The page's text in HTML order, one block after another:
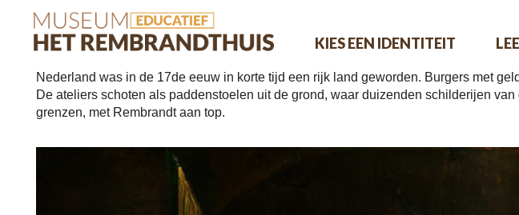
KIES EEN IDENTITEIT
Nederland was in de 17de eeuw in korte tijd een rijk land geworden. Burgers met
De ateliers schoten als paddenstoelen uit de grond, waar duizenden schilderijen
grenzen, met Rembrandt aan top.